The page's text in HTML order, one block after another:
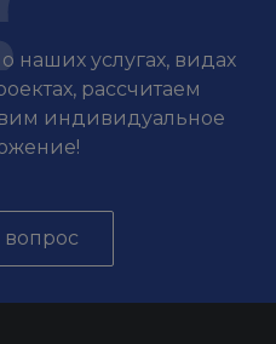
наших услугах, видах
рассчитаем
индивидуальное
вопрос